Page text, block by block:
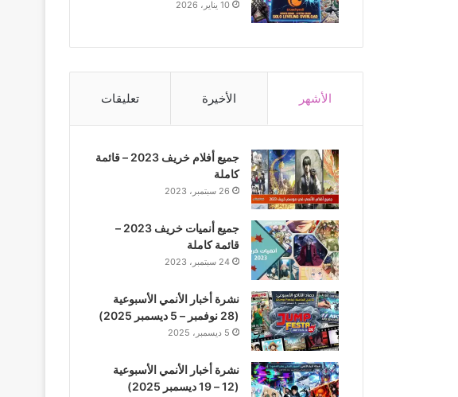
10 يناير، 2026
الأشهر الأخيرة تعليقات
جميع أفلام خريف 2023 – قائمة
كاملة
26 سبتمبر، 2023
جميع أنميات خريف 2023 –
قائمة كاملة
24 سبتمبر، 2023
نشرة أخبار الأنمي الأسبوعية
(28 نوفمبر – 5 ديسمبر 2025)
5 ديسمبر، 2025
نشرة أخبار الأنمي الأسبوعية
(12 – 19 ديسمبر 2025)